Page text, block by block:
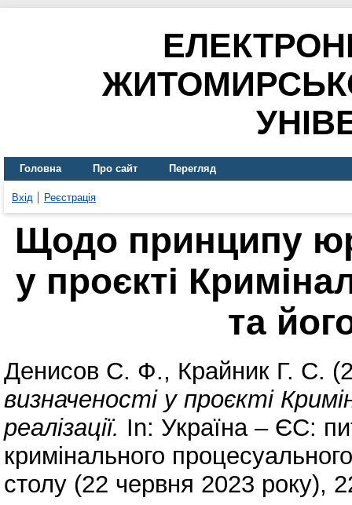
Головна Про сайт Перегляд
Вхід Реєстрація
Щодо принципу
у проєкті
та
Денисов С. Ф., Крайник Г. С.
визначеності у проєкті
реалізації. In: Україна – ЄС:
кримінального
столу (22 червня 2023 року),